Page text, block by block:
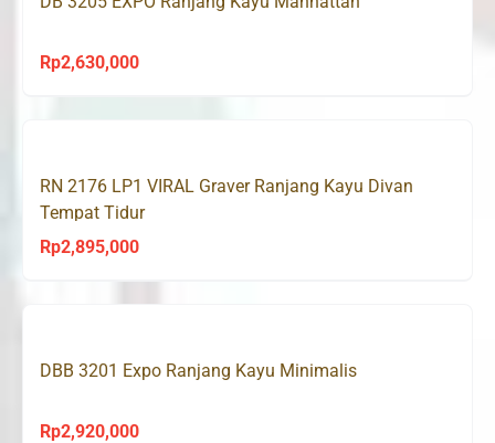
Rp2,630,000
RN 2176 LP1 VIRAL Graver Ranjang Kayu Divan
Tempat Tidur
Rp2,895,000
DBB 3201 Expo Ranjang Kayu Minimalis
Rp2,920,000